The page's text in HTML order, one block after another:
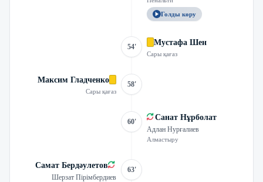
Голды көру
54' Мустафа Шен
Сары қағаз
Максим Гладченко
Сары қағаз
58'
60' Санат Нұрболат
Адлан Нурғалиев
Алмастыру
Самат Бердәулетов
Шерзат Пірімбердиев
63'